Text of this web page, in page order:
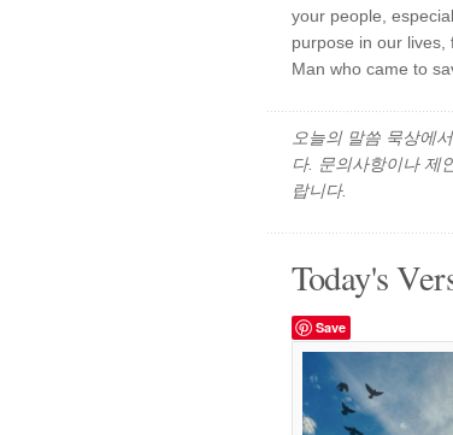
your people,
purpose in our
Man who came to
오늘의 말씀 묵상에
다. 문의사항이나 제
랍니다.
Today's
Save